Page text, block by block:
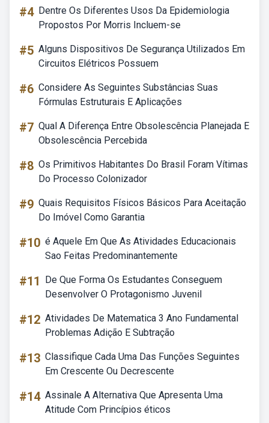
#4 Dentre Os Diferentes Usos Da Epidemiologia
Propostos Por Morris Incluem-se
#5 Alguns Dispositivos De Segurança Utilizados Em
Circuitos Elétricos Possuem
#6 Considere As Seguintes Substâncias Suas
Fórmulas Estruturais E Aplicações
#7 Qual A Diferença Entre Obsolescência Planejada E
Obsolescência Percebida
#8 Os Primitivos Habitantes Do Brasil Foram Vítimas
Do Processo Colonizador
#9 Quais Requisitos Físicos Básicos Para Aceitação
Do Imóvel Como Garantia
#10 é Aquele Em Que As Atividades Educacionais
Sao Feitas Predominantemente
#11
De Que Forma Os Estudantes Conseguem
Desenvolver O Protagonismo Juvenil
#12 Atividades De Matematica 3 Ano Fundamental
Problemas Adição E Subtração
#13 Classifique Cada Uma Das Funções Seguintes
Em Crescente Ou Decrescente
#14 Assinale A Alternativa Que Apresenta Uma
Atitude Com Princípios éticos